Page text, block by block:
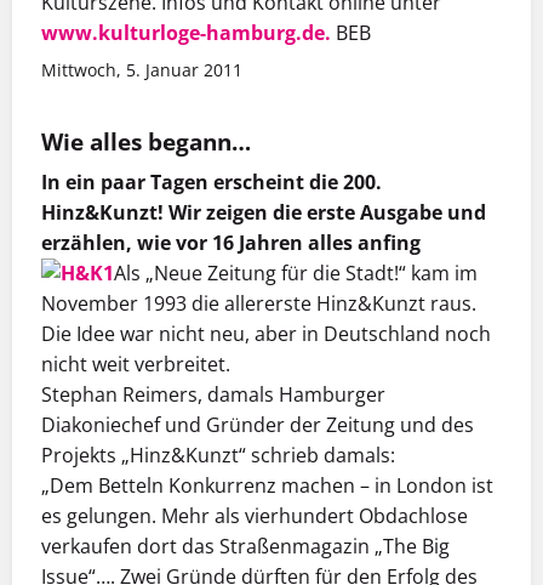
www.kulturloge-hamburg.de. BEB
Mittwoch, 5. Januar 2011
Wie alles begann…
In ein paar Tagen erscheint die 200.
Hinz&Kunzt! Wir zeigen die erste Ausgabe und
erzählen, wie vor 16 Jahren alles anfing
Als „Neue Zeitung für die Stadt!“ kam im
November 1993 die allererste Hinz&Kunzt raus.
Die Idee war nicht neu, aber in Deutschland noch
nicht weit verbreitet.
Stephan Reimers, damals Hamburger
Diakoniechef und Gründer der Zeitung und des
Projekts „Hinz&Kunzt“ schrieb damals:
„Dem Betteln Konkurrenz machen – in London ist
es gelungen. Mehr als vierhundert Obdachlose
verkaufen dort das Straßenmagazin „The Big
Issue“…. Zwei Gründe dürften für den Erfolg des